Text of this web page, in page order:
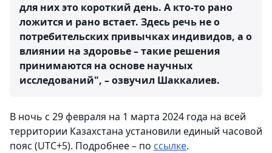
для них это короткий день. А кто-то рано
ложится и рано встает. Здесь речь не о
потребительских привычках индивидов, а о
влиянии на здоровье – такие решения
принимаются на основе научных
исследований", – озвучил Шаккалиев.
В ночь с 29 февраля на 1 марта 2024 года на всей
территории Казахстана установили единый часовой
пояс (UTC+5). Подробнее – по ссылке.